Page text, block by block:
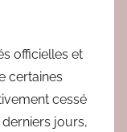
officielles et
certaines
cessé
jours,